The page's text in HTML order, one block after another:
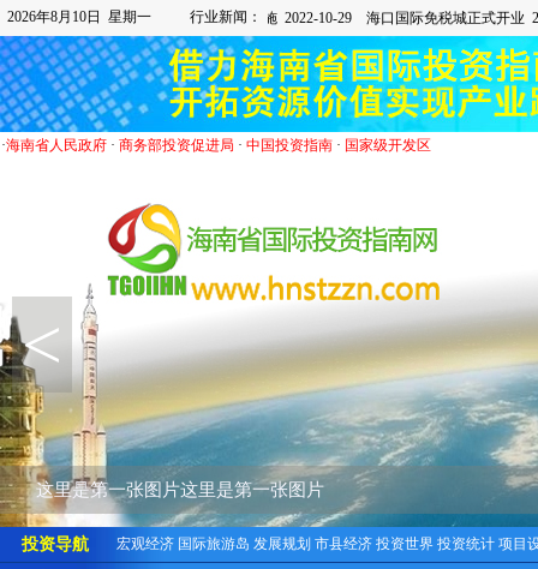
2026年8月10日 星期一 行业新闻：
·海南省人民政府· 商务部投资促进局 · 中国投资指南· 国家级开发区
这里是第一张图片这里是第一张图片
<
投资导航 宏观经济 国际旅游岛 发展规划 市县经济 投资世界 投资统计 项目